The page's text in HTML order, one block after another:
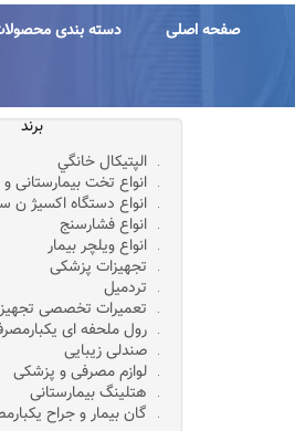
رفتن
صفحه اصلی دسته بندی
برند
الپتيکال خانگي
انواع تخت بیمارستانی
انواع دستگاه اکسیژ ن
انواع فشارسنج
انواع ویلچر بیمار
تجهیزات پزشکی
تردمیل
تعمیرات تخصصی
رول ملحفه ای
صندلی زیبایی
لوازم مصرفی و پزشکی
هتلینگ بیمارستانی
گان بیمار و جراح